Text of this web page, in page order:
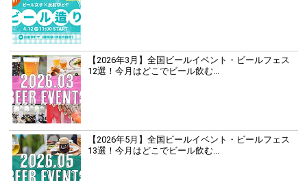
【2026年3月】全国ビールイベント・ビールフェス
12選！今月はどこでビール飲む...
【2026年5月】全国ビールイベント・ビールフェス
13選！今月はどこでビール飲む...